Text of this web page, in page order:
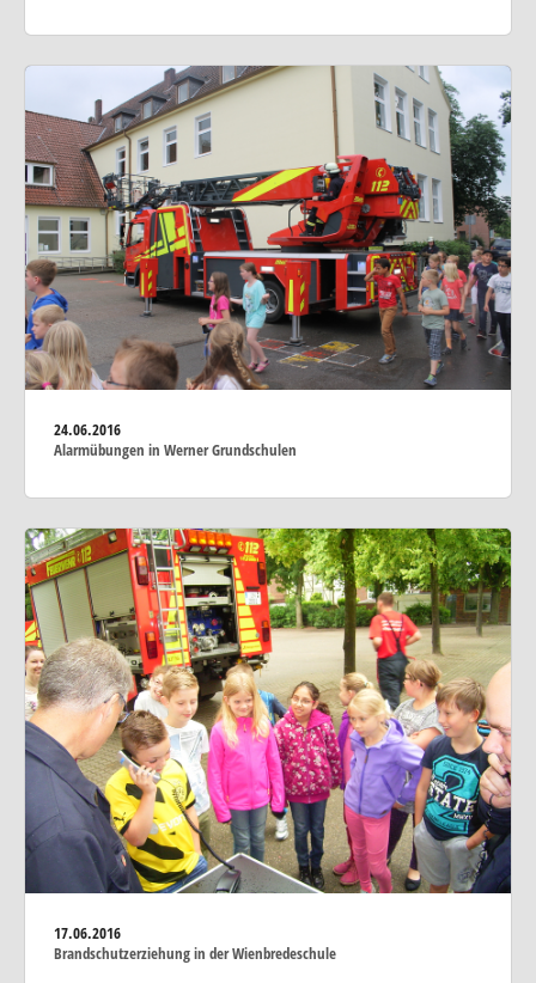
24.06.2016
Alarmübungen in Werner Grundschulen
17.06.2016
Brandschutzerziehung in der Wienbredeschule